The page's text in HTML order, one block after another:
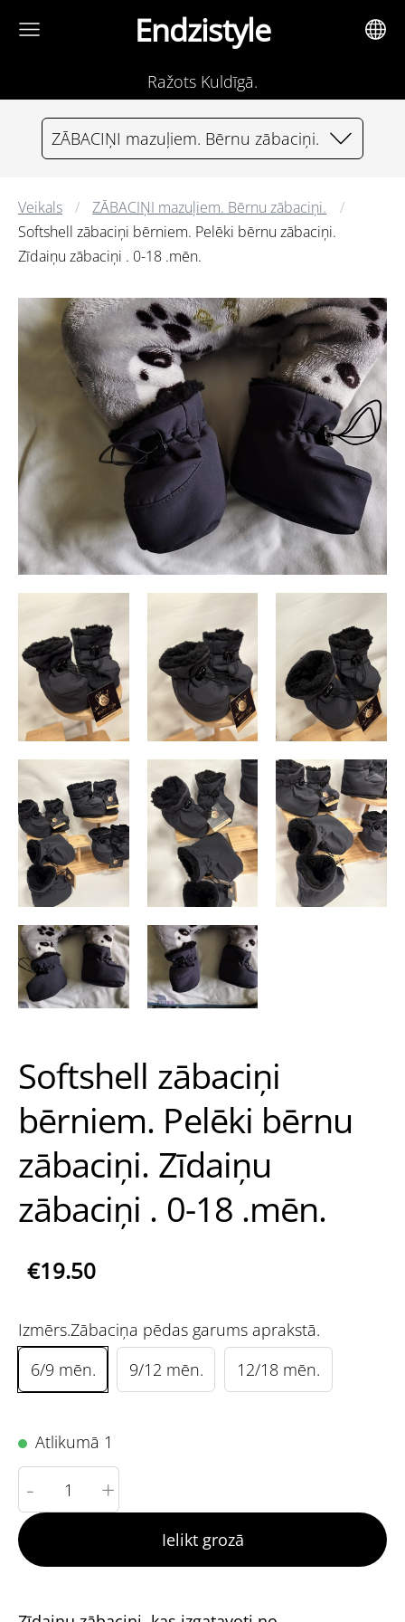
Endzistyle
Ražots Kuldīgā.
ZĀBACIŅI mazuļiem. Bērnu zābaciņi.
Veikals
ZĀBACIŅI mazuļiem. Bērnu zābaciņi.
Softshell zābaciņi bērniem. Pelēki bērnu zābaciņi.
Zīdaiņu zābaciņi . 0-18 .mēn.
Softshell zābaciņi
bērniem. Pelēki bērnu
zābaciņi. Zīdaiņu
zābaciņi . 0-18 .mēn.
€19.50
Izmērs.Zābaciņa pēdas garums aprakstā.
6/9 mēn.
9/12 mēn. 12/18 mēn.
Atlikumā 1
- +
Ielikt grozā